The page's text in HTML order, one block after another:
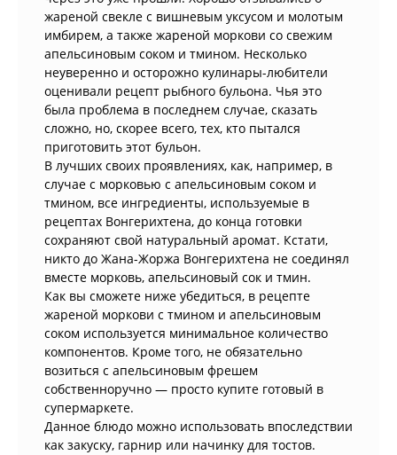
жареной свекле с вишневым уксусом и молотым
имбирем, а также жареной моркови со свежим
апельсиновым соком и тмином. Несколько
неуверенно и осторожно кулинары-любители
оценивали рецепт рыбного бульона. Чья это
была проблема в последнем случае, сказать
сложно, но, скорее всего, тех, кто пытался
приготовить этот бульон.
В лучших своих проявлениях, как, например, в
случае с морковью с апельсиновым соком и
тмином, все ингредиенты, используемые в
рецептах Вонгерихтена, до конца готовки
сохраняют свой натуральный аромат. Кстати,
никто до Жана-Жоржа Вонгерихтена не соединял
вместе морковь, апельсиновый сок и тмин.
Как вы сможете ниже убедиться, в рецепте
жареной моркови с тмином и апельсиновым
соком используется минимальное количество
компонентов. Кроме того, не обязательно
возиться с апельсиновым фрешем
собственноручно — просто купите готовый в
супермаркете.
Данное блюдо можно использовать впоследствии
как закуску, гарнир или начинку для тостов.